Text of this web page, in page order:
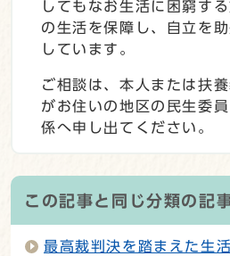
してもなお生活に困窮す
の生活を保障し、自立を
しています。
ご相談は、本人または扶
がお住いの地区の民生委
係へ申し出てください。
この記事と同じ分類の記
最高裁判決を踏まえた生